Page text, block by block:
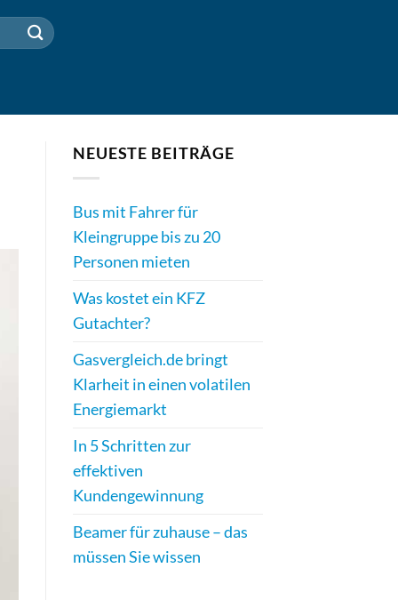
NEUESTE BEITRÄGE
Bus mit Fahrer für
Kleingruppe bis zu 20
Personen mieten
Was kostet ein KFZ
Gutachter?
Gasvergleich.de bringt
Klarheit in einen volatilen
Energiemarkt
In 5 Schritten zur
effektiven
Kundengewinnung
Beamer für zuhause – das
müssen Sie wissen